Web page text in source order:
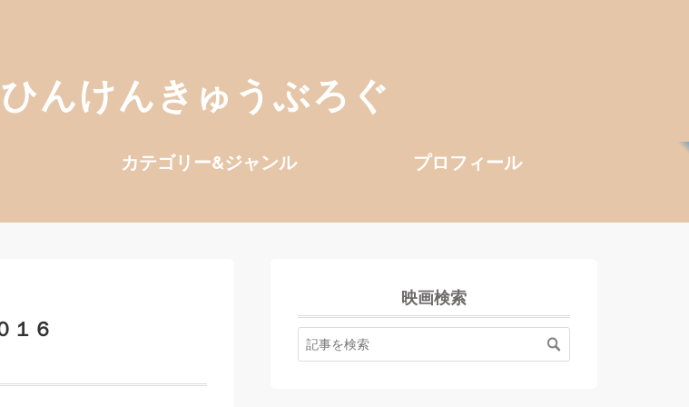
んけんきゅうぶろぐ
カテゴリー&ジャンル プロフィール
１６
映画検索